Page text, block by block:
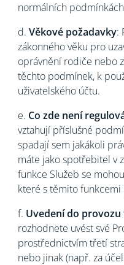
normálních
d. Věkové požadavky:
zákonného věku pro
oprávnění rodiče nebo
těchto podmínek, k
uživatelského účtu.
e. Co zde není
vztahují příslušné
spadají sem jakákoli
máte jako spotřebitel v
funkce Služeb se
které s těmito funkcemi
f. Uvedení do
rozhodnete uvést své
prostřednictvím třetí
nebo jinak (např. za